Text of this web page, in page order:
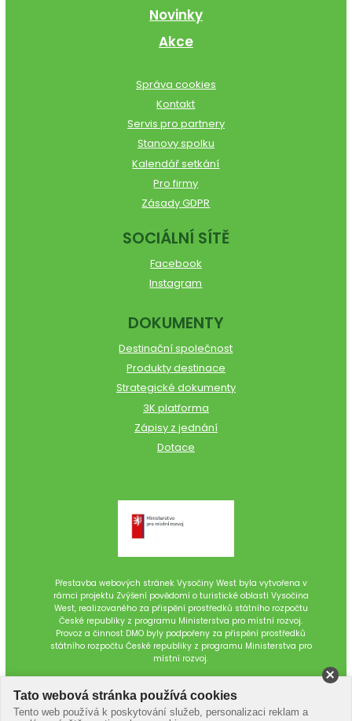
Novinky
Akce
Správa cookies
Kontakt
Servis pro partnery
Stanovy spolku
Kalendář setkání
Pro firmy
Zásady GDPR
SOCIÁLNÍ SÍTĚ
Facebook
Instagram
DOKUMENTY
Destinační společnost
Produkty destinace
Strategické dokumenty
3K platforma
Zápisy z jednání
Dotace
Přestavba webových stránek Vysočiny West byla vytvořena v
rámci projektu Zvýšení povědomí o turistické oblasti Vysočina
West, realizovaného za přispění prostředků státního rozpočtu
České republiky z programu Ministerstva pro místní rozvoj.
Provoz a činnost DMO byly podpořeny za přispění prostředků
státního rozpočtu České republiky z programu Ministerstva pro
místní rozvoj.
Tato webová stránka používá cookies
Tento web používá k poskytování služeb, personalizaci reklam a